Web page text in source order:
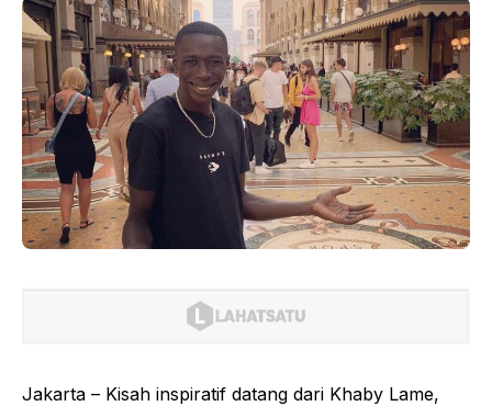
Jakarta – Kisah inspiratif datang dari Khaby Lame,